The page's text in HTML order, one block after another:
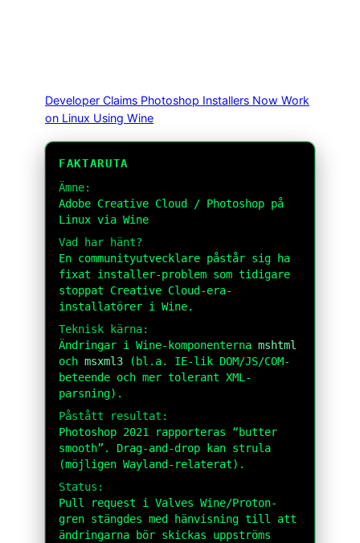
Developer Claims Photoshop Installers Now Work
on Linux Using Wine
FAKTARUTA
Ämne:
Adobe Creative Cloud / Photoshop på
Linux via Wine
Vad har hänt?
En communityutvecklare påstår sig ha
fixat installer-problem som tidigare
stoppat Creative Cloud-era-
installatörer i Wine.
Teknisk kärna:
Ändringar i Wine-komponenterna mshtml
och msxml3 (bl.a. IE-lik DOM/JS/COM-
beteende och mer tolerant XML-
parsning).
Påstått resultat:
Photoshop 2021 rapporteras “butter
smooth”. Drag-and-drop kan strula
(möjligen Wayland-relaterat).
Status:
Pull request i Valves Wine/Proton-
gren stängdes med hänvisning till att
ändringarna bör skickas uppströms